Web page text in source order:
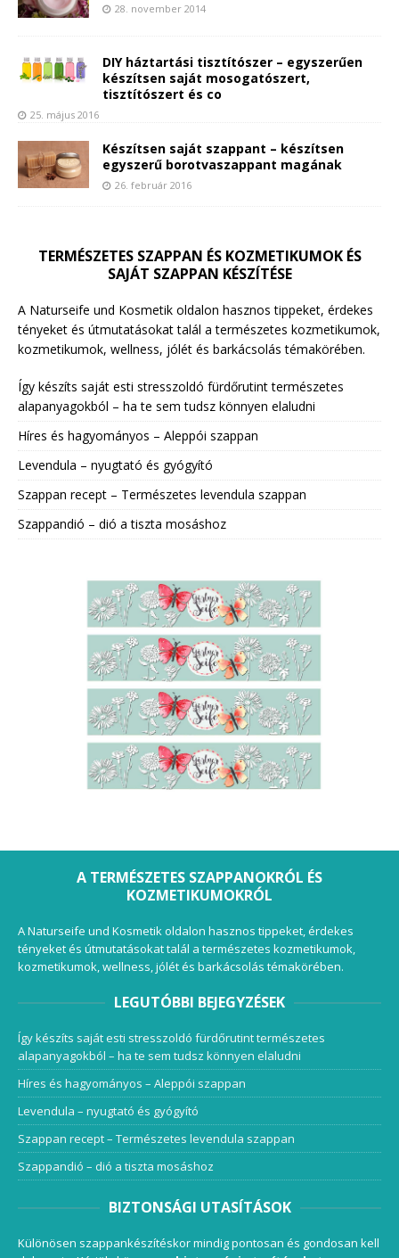
28. november 2014
DIY háztartási tisztítószer – egyszerűen
készítsen saját mosogatószert,
tisztítószert és co
25. május 2016
Készítsen saját szappant – készítsen
egyszerű borotvaszappant magának
26. február 2016
TERMÉSZETES SZAPPAN ÉS KOZMETIKUMOK ÉS
SAJÁT SZAPPAN KÉSZÍTÉSE
A Naturseife und Kosmetik oldalon hasznos tippeket, érdekes
tényeket és útmutatásokat talál a természetes kozmetikumok,
kozmetikumok, wellness, jólét és barkácsolás témakörében.
Így készíts saját esti stresszoldó fürdőrutint természetes
alapanyagokból – ha te sem tudsz könnyen elaludni
Híres és hagyományos – Aleppói szappan
Levendula – nyugtató és gyógyító
Szappan recept – Természetes levendula szappan
Szappandió – dió a tiszta mosáshoz
A TERMÉSZETES SZAPPANOKRÓL ÉS
KOZMETIKUMOKRÓL
A Naturseife und Kosmetik oldalon hasznos tippeket, érdekes
tényeket és útmutatásokat talál a természetes kozmetikumok,
kozmetikumok, wellness, jólét és barkácsolás témakörében.
LEGUTÓBBI BEJEGYZÉSEK
Így készíts saját esti stresszoldó fürdőrutint természetes
alapanyagokból – ha te sem tudsz könnyen elaludni
Híres és hagyományos – Aleppói szappan
Levendula – nyugtató és gyógyító
Szappan recept – Természetes levendula szappan
Szappandió – dió a tiszta mosáshoz
BIZTONSÁGI UTASÍTÁSOK
Különösen szappankészítéskor mindig pontosan és gondosan kell